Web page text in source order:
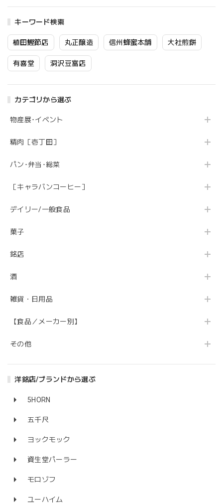
キーワード検索
植田鰹節店 丸正醸造 信州蜂蜜本舗 大社煎餅
有喜堂 洞沢豆富店
カテゴリから選ぶ
物産展･イベント
精肉［壱丁田］
パン･弁当･総菜
［キャラバンコーヒー］
デイリー/一般食品
菓子
銘店
酒
雑貨・日用品
【食品／メーカー別】
その他
洋銘店/ブランドから選ぶ
5HORN
五千尺
ヨックモック
資生堂パーラー
モロゾフ
ユーハイム